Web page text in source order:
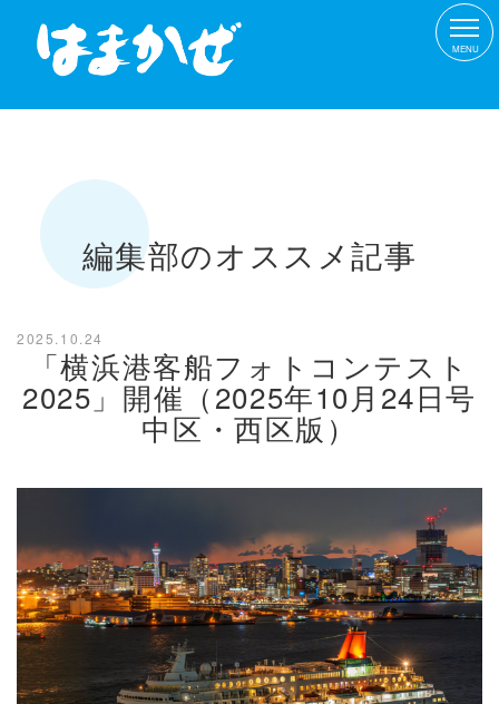
MENU
編集部のオススメ記事
2025.10.24
「横浜港客船フォトコンテスト
2025」開催（2025年10月24日号
中区・西区版）